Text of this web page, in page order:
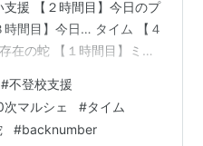
援 【２時間目】今日のプ
間目】今日… タイム 【４
在の蛇 【１時間目】ミニ
話をしていきます。 ①教
中学校と、親の熱意によ
取り組んだ結果、 子ども
#不登校支援
次マルシェ #タイム
#backnumber